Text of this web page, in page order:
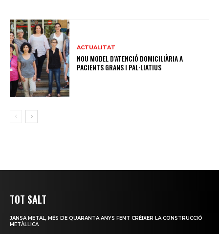
ACTUALITAT
NOU MODEL D’ATENCIÓ DOMICILIÀRIA A
PACIENTS GRANS I PAL·LIATIUS
TOT SALT
JANSA METAL, MÉS DE QUARANTA ANYS FENT CRÉIXER LA CONSTRUCCIÓ
METÀL·LICA